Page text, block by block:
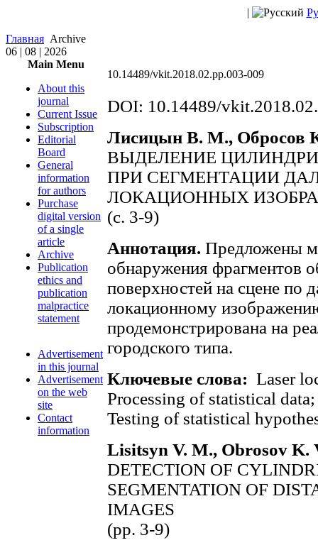
|
Главная Archive
06 | 08 | 2026
Main Menu
About this
journal
Current Issue
Subscription
Editorial
Board
General
information
for authors
Purchase
digital version
of a single
article
Archive
Publication
ethics and
publication
malpractice
statement
Advertisement
in this journal
Advertisement
on the web
site
Contact
information
10.14489/vkit.2018.02.pp.003-009
DOI: 10.14489/
Лисицын В. М., Обросов
ВЫДЕЛЕНИЕ
ПРИ СЕГМЕНТАЦИИ
ЛОКАЦИОННЫХ
(с. 3-9)
Аннотация. Предложены
обнаружения фрагментов
поверхностей на сцене по
локационному
продемонстрирована на
городского типа.
Ключевые слова: Laser
Processing of statistical
Testing of statistical
Lisitsyn V. M., Obrosov K.
DETECTION OF
SEGMENTATION OF
IMAGES
(pp. 3-9)